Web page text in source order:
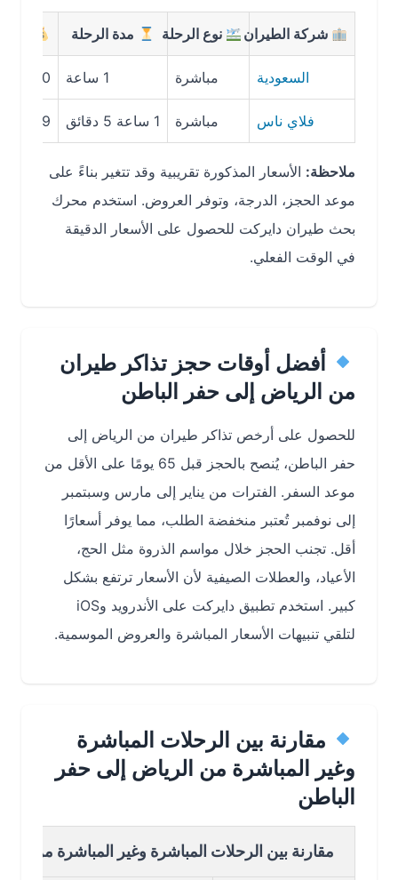
شركة الطيران نوع الرحلة مدة الرحلة متوسط
السعودية مباشرة 340 ريال سعودي
فلاي ناس مباشرة 1 ساعة 5 دقائق 239 ريال سعودي
ملاحظة:الأسعار المذكورة تقريبية وقد تتغير بناءً على
موعد الحجز، الدرجة، وتوفر العروض. استخدم محرك
بحث طيران دايركت للحصول على الأسعار الدقيقة
في الوقت الفعلي.
أفضل أوقات حجز تذاكر طيران
من الرياض إلى حفر الباطن
للحصول على أرخص تذاكر طيران من الرياض إلى
حفر الباطن، يُنصح بالحجز قبل 65 يومًا على الأقل من
موعد السفر. الفترات من يناير إلى مارس وسبتمبر
إلى نوفمبر تُعتبر منخفضة الطلب، مما يوفر أسعارًا
أقل. تجنب الحجز خلال مواسم الذروة مثل الحج،
الأعياد، والعطلات الصيفية لأن الأسعار ترتفع بشكل
كبير. استخدم تطبيق دايركت على الأندرويد وiOS
لتلقي تنبيهات الأسعار المباشرة والعروض الموسمية.
مقارنة بين الرحلات المباشرة
وغير المباشرة من الرياض إلى حفر
الباطن
مقارنة بين الرحلات المباشرة وغير المباشرة من الرياض